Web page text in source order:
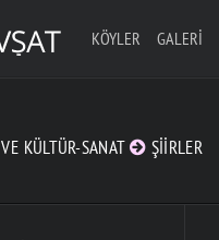
KÖYLER GALERI
KÜLTÜR-SANAT ŞIIRLER